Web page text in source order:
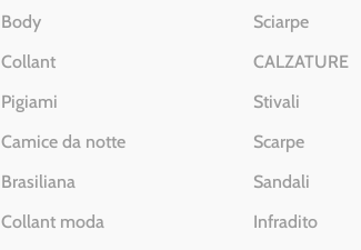
Body
Collant
Pigiami
Camice da notte
Brasiliana
Collant moda
Sciarpe
CALZATURE
Stivali
Scarpe
Sandali
Infradito